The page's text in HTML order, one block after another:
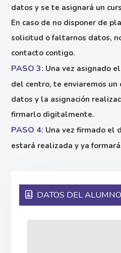
datos y se te asignará un
En caso de no disponer de
solicitud o faltarnos datos,
contacto contigo.
PASO 3: Una vez asignado
del centro, te enviaremos un
datos y la asignación
firmarlo digitalmente.
PASO 4: Una vez firmado el
estará realizada y ya
DATOS DEL ALUMNO